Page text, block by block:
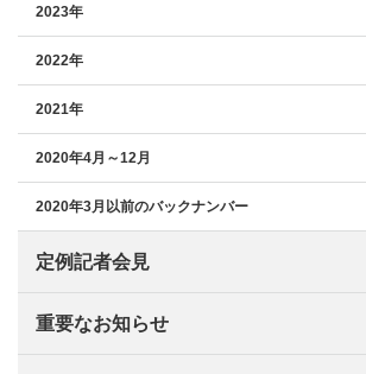
2023年
2022年
2021年
2020年4月～12月
2020年3月以前のバックナンバー
定例記者会見
重要なお知らせ